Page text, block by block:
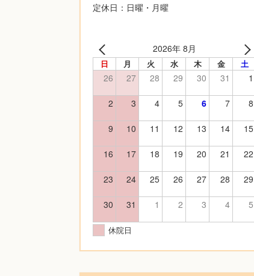
定休日：日曜・月曜
2026年 8月
日 月 火 水 木 金 土
26 27 28 29 30 31 1
2 3 4 5 6 7 8
9 10 11 12 13 14 15
16 17 18 19 20 21 22
23 24 25 26 27 28 29
30 31 1 2 3 4 5
休院日